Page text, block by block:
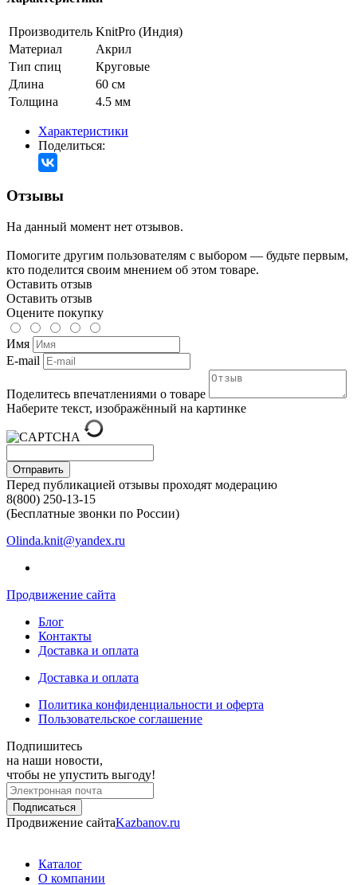
Производитель KnitPro (Индия)
Материал
Акрил
Тип спиц
Круговые
Длина
60 см
Толщина
4.5 мм
Характеристики
Поделиться:
Отзывы
На данный момент нет отзывов.
Помогите другим пользователям с выбором — будьте первым,
кто поделится своим мнением об этом товаре.
Оставить отзыв
Оставить отзыв
Оцените покупку
Имя
E-mail
Поделитесь впечатлениями о товаре
Наберите текст, изображённый на картинке
Отправить
Перед публикацией отзывы проходят модерацию
8(800) 250-13-15
(Бесплатные звонки по России)
Olinda.knit@yandex.ru
Продвижение сайта
Блог
Контакты
Доставка и оплата
Доставка и оплата
Политика конфиденциальности и оферта
Пользовательское соглашение
Подпишитесь
на наши новости,
чтобы не упустить выгоду!
Продвижение сайтаKazbanov.ru
Каталог
О компании